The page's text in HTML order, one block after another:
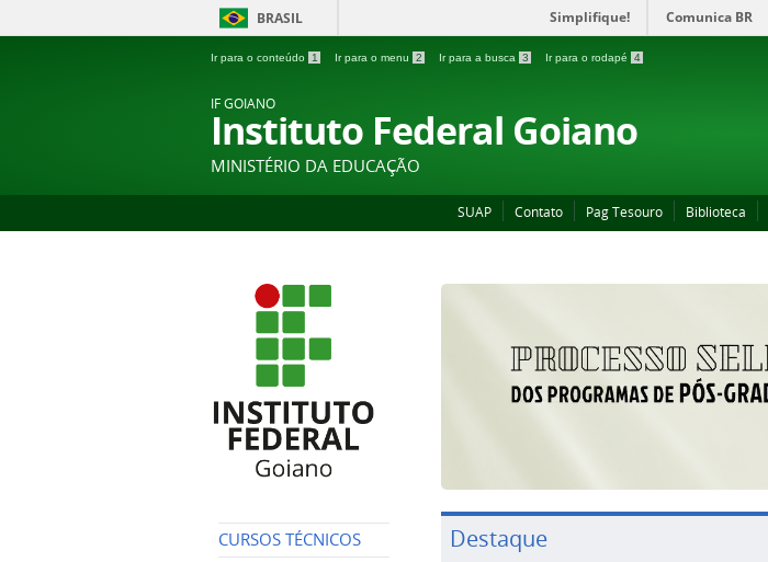
BRASIL Simplifique! Comunica BR
Ir para o conteúdo 1 Ir para o menu 2 Ir para a busca 3 Ir para o rodapé 4
IF GOIANO
Instituto Federal Goiano
MINISTÉRIO DA EDUCAÇÃO
SUAP Contato Pag Tesouro Biblioteca
CURSOS TÉCNICOS
Destaque